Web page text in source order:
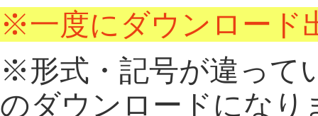
※一度にダウンロード
※形式・記号が違って
のダウンロードになり